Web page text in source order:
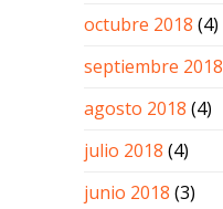
octubre 2018 (4)
septiembre 2018
agosto 2018 (4)
julio 2018 (4)
junio 2018 (3)